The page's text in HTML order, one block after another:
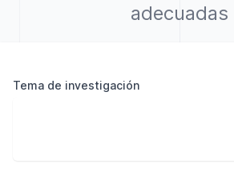
adecuadas
Tema de investigación